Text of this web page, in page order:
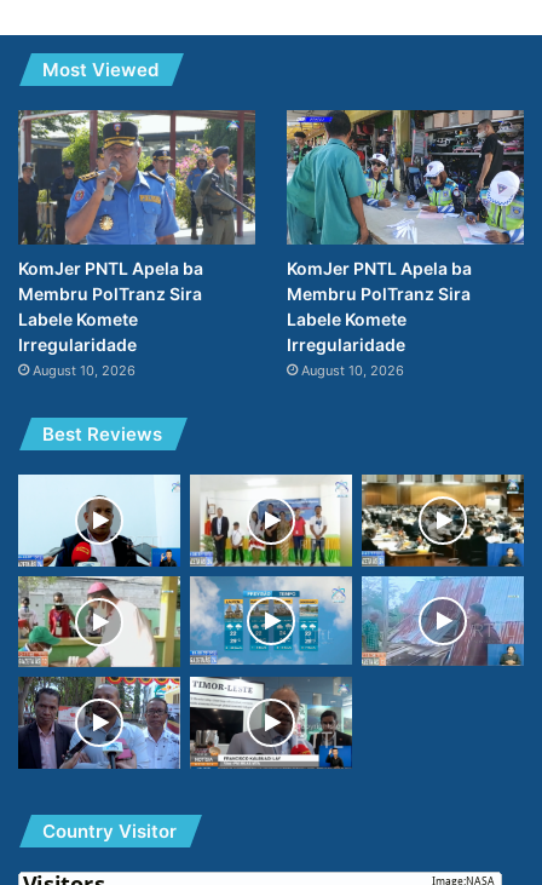
Most Viewed
KomJer PNTL Apela ba
Membru PolTranz Sira
Labele Komete
Irregularidade
August 10, 2026
KomJer PNTL Apela ba
Membru PolTranz Sira
Labele Komete
Irregularidade
August 10, 2026
Best Reviews
Country Visitor